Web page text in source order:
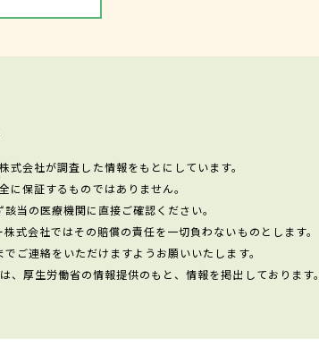
会社が調査した情報をもとにしています。
保証するものではありません。
当の医療機関に直接ご確認ください。
式会社ではその賠償の責任を一切負わないものとします。
ご連絡をいただけますようお願いいたします。
厚生労働省の情報提供のもと、情報を掲出しております。